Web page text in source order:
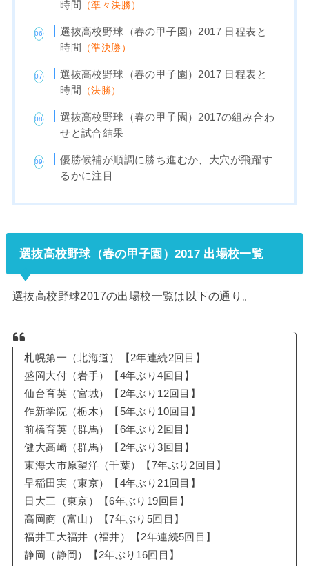
時間 （準々決勝）
選抜高校野球（春の甲子園）2017 日程表と
時間 （準決勝）
選抜高校野球（春の甲子園）2017 日程表と
時間 （決勝）
選抜高校野球（春の甲子園）2017の組み合わ
せと試合結果
優勝候補が順調に勝ち進むか、大穴が飛躍す
るかに注目
選抜高校野球（春の甲子園）2017 出場校一覧
選抜高校野球2017の出場校一覧は以下の通り。
札幌第一（北海道）【2年連続2回目】
盛岡大付（岩手）【4年ぶり4回目】
仙台育英（宮城）【2年ぶり12回目】
作新学院（栃木）【5年ぶり10回目】
前橋育英（群馬）【6年ぶり2回目】
健大高崎（群馬）【2年ぶり3回目】
東海大市原望洋（千葉）【7年ぶり2回目】
早稲田実（東京）【4年ぶり21回目】
日大三（東京）【6年ぶり19回目】
高岡商（富山）【7年ぶり5回目】
福井工大福井（福井）【2年連続5回目】
静岡（静岡）【2年ぶり16回目】